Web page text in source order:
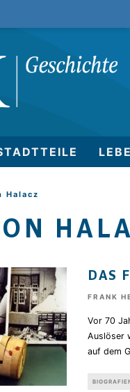
Halacz
DAS
FRANK
Vor 70
Auslöser
auf dem